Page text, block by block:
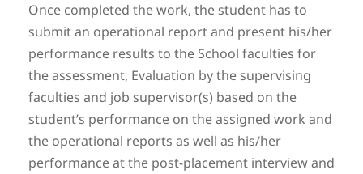
Once completed the work, the student has to
submit an operational report and present his/her
performance results to the School faculties for
the assessment, Evaluation by the supervising
faculties and job supervisor(s) based on the
student’s performance on the assigned work and
the operational reports as well as his/her
performance at the post-placement interview and